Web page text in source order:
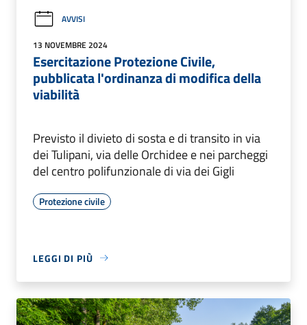
AVVISI
13 NOVEMBRE 2024
Esercitazione Protezione Civile,
pubblicata l'ordinanza di modifica della
viabilità
Previsto il divieto di sosta e di transito in via
dei Tulipani, via delle Orchidee e nei parcheggi
del centro polifunzionale di via dei Gigli
Protezione civile
LEGGI DI PIÙ